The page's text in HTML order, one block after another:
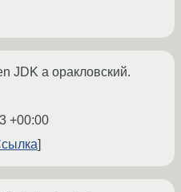
JDK а оракловский.
+00:00